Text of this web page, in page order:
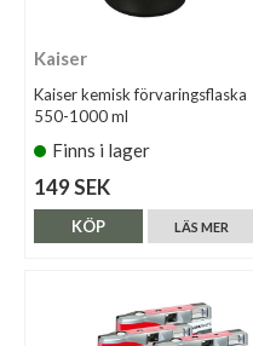
Kaiser
Kaiser kemisk förvaringsflaska
550-1000 ml
Finns i lager
149 SEK
LÄS MER
KÖP